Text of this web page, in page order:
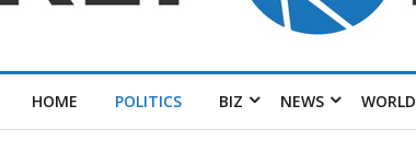
HOME POLITICS BIZ NEWS WORLD